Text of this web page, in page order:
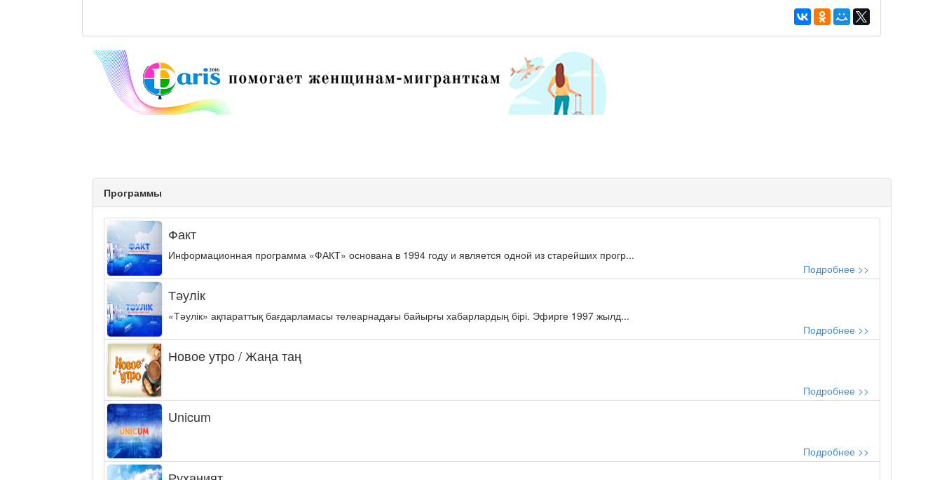
Программы
Факт
Информационная программа «ФАКТ» основана в 1994 году и является одной из старейших прогр...
Подробнее >>
Тәулік
«Тәулік» ақпараттық бағдарламасы телеарнадағы байырғы хабарлардың бірі. Эфирге 1997 жылд...
Подробнее >>
Новое утро / Жаңа таң
Подробнее >>
Unicum
Подробнее >>